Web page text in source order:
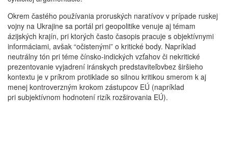
Okrem častého používania proruských naratívov v prípade ruskej
vojny na Ukrajine sa portál pri geopolitike venuje aj témam
ázijských krajín, pri ktorých často časopis pracuje s objektívnymi
informáciami, avšak “očistenými” o kritické body. Napríklad
neutrálny tón pri téme čínsko-indických vzťahov či nekritické
prezentovanie vyjadrení iránskych predstaviteľovbez širšieho
kontextu je v príkrom protiklade so silnou kritikou smerom k aj
menej kontroverzným krokom zástupcov EÚ (napríklad
pri subjektívnom hodnotení rizík rozširovania EÚ).